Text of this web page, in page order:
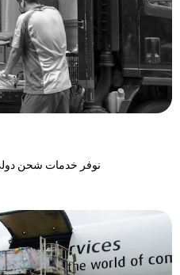
نوفر خدمات شحن